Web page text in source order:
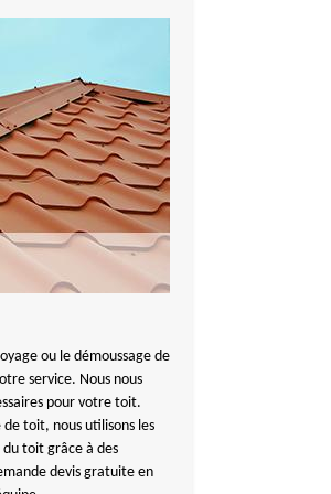
ou le démoussage de
service. Nous nous
pour votre toit.
de toit, nous utilisons les
toit grâce à des
devis gratuite en